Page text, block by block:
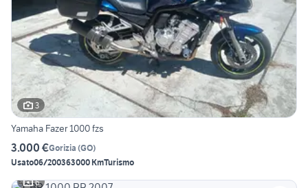
3
Yamaha Fazer 1000 fzs
3.000 €Gorizia (GO)
Usato06/200363000 KmTurismo
6